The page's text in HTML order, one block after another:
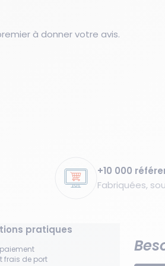
à donner votre avis.
+10 000
Fabriquées,
pratiques
frais de port